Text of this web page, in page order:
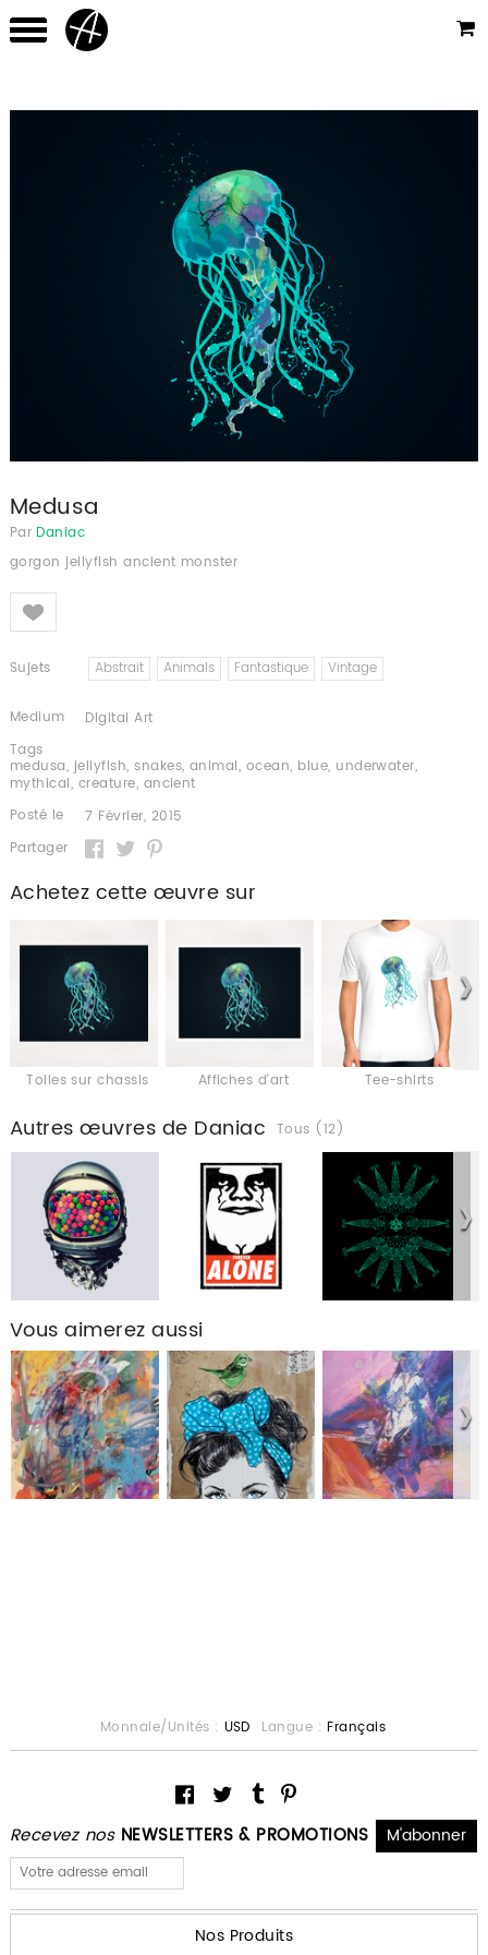
Medusa
Par Daniac
gorgon jellyfish ancient monster
Like
Sujets Abstrait Animals Fantastique Vintage
Medium
Digital Art
Tags
medusa, jellyfish,snakes, animal, ocean, blue, underwater,
mythical, creature, ancient
Posté le
7 Février, 2015
Partager
Achetez cette œuvre sur
Toiles sur chassis Affiches d'art Tee-shirts
Autres œuvres de Daniac Tous (12)
Vous aimerez aussi
Recevez nos NEWSLETTERS & PROMOTIONS
Monnaie/Unités : USD Langue : Français
Nos Produits